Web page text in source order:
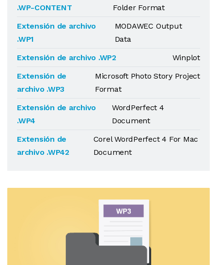
.WP-CONTENT
Folder Format
Extensión de archivo
.WP1
MODAWEC Output
Data
Extensión de archivo .WP2
Winplot
Extensión de
archivo .WP3
Microsoft Photo Story Project
Format
Extensión de archivo
.WP4
WordPerfect 4
Document
Extensión de
archivo .WP42
Corel WordPerfect 4 For Mac
Document